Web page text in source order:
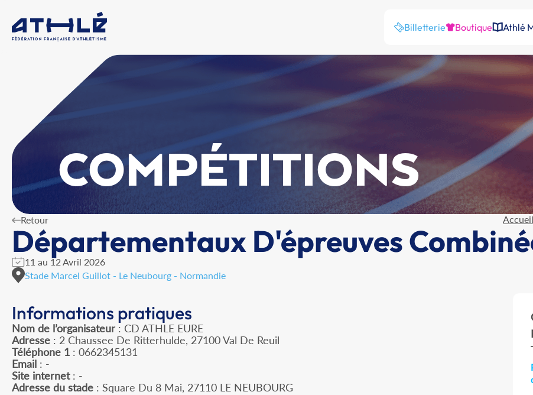
Billetterie Boutique Athlé
COMPÉTITIONS
Retour Accueil
Départementaux D'épreuves
11 au 12 Avril 2026
Stade Marcel Guillot - Le Neubourg - Normandie
Informations pratiques
Nom de l’organisateur : CD ATHLE EURE
Adresse : 2 Chaussee De Ritterhulde, 27100 Val De Reuil
Téléphone 1 : 0662345131
Email : -
Site internet: -
Adresse du stade : Square Du 8 Mai, 27110 LE NEUBOURG